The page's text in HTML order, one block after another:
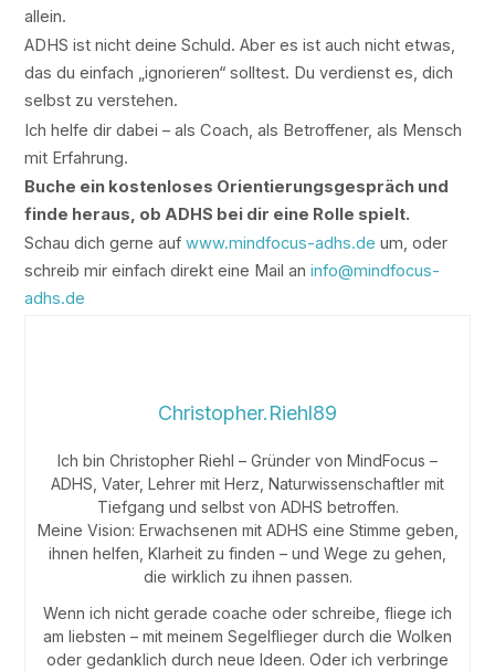
allein.
ADHS ist nicht deine Schuld. Aber es ist auch nicht etwas,
das du einfach „ignorieren“ solltest. Du verdienst es, dich
selbst zu verstehen.
Ich helfe dir dabei – als Coach, als Betroffener, als Mensch
mit Erfahrung.
Buche ein kostenloses Orientierungsgespräch und
finde heraus, ob ADHS bei dir eine Rolle spielt.
Schau dich gerne aufwww.mindfocus-adhs.de um, oder
schreib mir einfach direkt eine Mail aninfo@mindfocus-
adhs.de
Christopher.Riehl89
Ich bin Christopher Riehl – Gründer von MindFocus –
ADHS, Vater, Lehrer mit Herz, Naturwissenschaftler mit
Tiefgang und selbst von ADHS betroffen.
Meine Vision: Erwachsenen mit ADHS eine Stimme geben,
ihnen helfen, Klarheit zu finden – und Wege zu gehen,
die wirklich zu ihnen passen.
Wenn ich nicht gerade coache oder schreibe, fliege ich
am liebsten – mit meinem Segelflieger durch die Wolken
oder gedanklich durch neue Ideen. Oder ich verbringe